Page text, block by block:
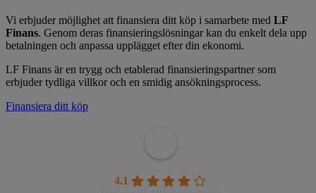
Vi erbjuder möjlighet att finansiera ditt köp i samarbete med LF
Finans. Genom deras finansieringslösningar kan du enkelt dela upp
betalningen och anpassa upplägget efter din ekonomi.
LF Finans är en trygg och etablerad finansieringspartner som
erbjuder tydliga villkor och en smidig ansökningsprocess.
Finansiera ditt köp
4.1